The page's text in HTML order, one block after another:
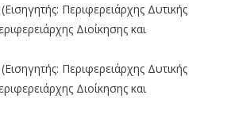
Περιφερειάρχης Δυτικής
Διοίκησης και
Περιφερειάρχης Δυτικής
Διοίκησης και